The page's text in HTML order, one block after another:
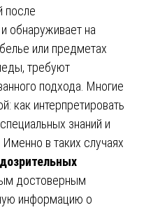
после
обнаруживает на
или предметах
требуют
подхода. Многие
как интерпретировать
знаний и
в таких случаях
достоверным
информацию о